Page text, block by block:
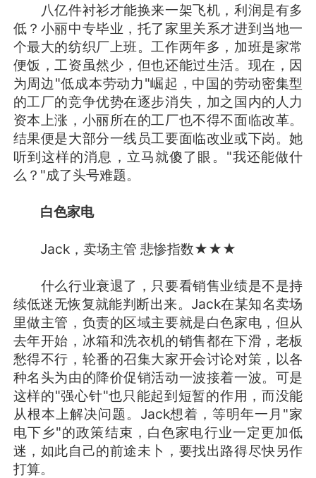
八亿件衬衫才能换来一架飞机，利润是有多
低？小丽中专毕业，托了家里关系才进到当地一
个最大的纺织厂上班。工作两年多，加班是家常
便饭，工资虽然少，但也还能过生活。现在，因
为周边"低成本劳动力"崛起，中国的劳动密集型
的工厂的竞争优势在逐步消失，加之国内的人力
资本上涨，小丽所在的工厂也不得不面临改革。
结果便是大部分一线员工要面临改业或下岗。她
听到这样的消息，立马就傻了眼。"我还能做什
么？"成了头号难题。
白色家电
Jack，卖场主管 悲惨指数★★★
什么行业衰退了，只要看销售业绩是不是持
续低迷无恢复就能判断出来。Jack在某知名卖场
里做主管，负责的区域主要就是白色家电，但从
去年开始，冰箱和洗衣机的销售都在下滑，老板
愁得不行，轮番的召集大家开会讨论对策，以各
种名头为由的降价促销活动一波接着一波。可是
这样的"强心针"也只能起到短暂的作用，而没能
从根本上解决问题。Jack想着，等明年一月"家
电下乡"的政策结束，白色家电行业一定更加低
迷，如此自己的前途未卜，要找出路得尽快另作
打算。